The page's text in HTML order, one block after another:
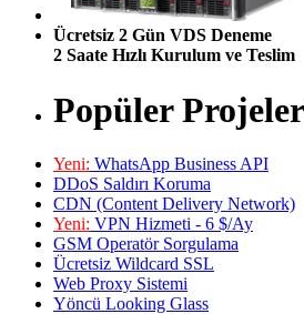
Ücretsiz 2 Gün VDS Deneme
2 Saate Hızlı Kurulum ve Teslim
Popüler
Yeni: WhatsApp Business API
DDoS Saldırı Koruma
CDN (Content Delivery Network)
Yeni: VPN Hizmeti - 6 $/Ay
GSM Operatör Sorgulama
Ücretsiz Wildcard SSL
Web Proxy Sistemi
Yöncü Looking Glass